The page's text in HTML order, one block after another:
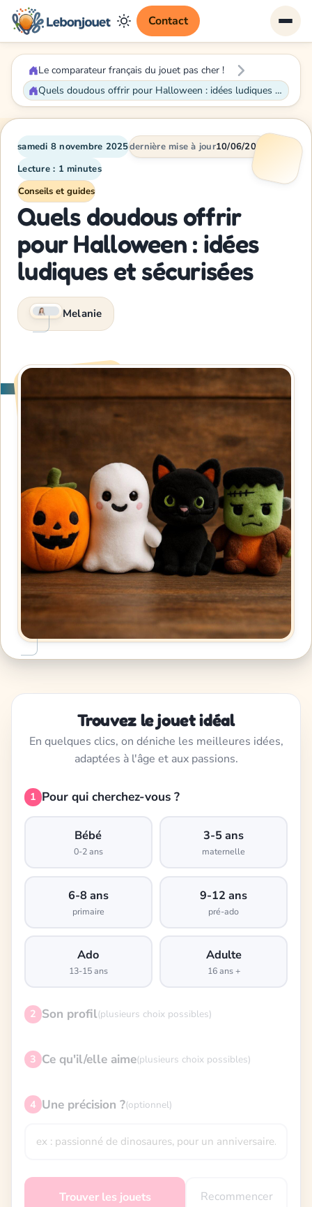
Contact
Le comparateur français du jouet pas cher !
Quels doudous offrir pour Halloween : idées ludiques et sécurisées
samedi 8 novembre 2025dernière mise à jour10/06/2026
Lecture : 1 minutes
Conseils et guides
Quels doudous offrir
pour Halloween : idées
ludiques et sécurisées
Melanie
Trouvez le jouet idéal
En quelques clics, on déniche les meilleures idées,
adaptées à l'âge et aux passions.
1 Pour qui cherchez-vous ?
Bébé
0-2 ans
3-5 ans
maternelle
6-8 ans
primaire
9-12 ans
pré-ado
Ado
13-15 ans
Adulte
16 ans +
2 Son profil(plusieurs choix possibles)
3 Ce qu'il/elle aime(plusieurs choix possibles)
4 Une précision ?(optionnel)
Trouver les jouets Recommencer